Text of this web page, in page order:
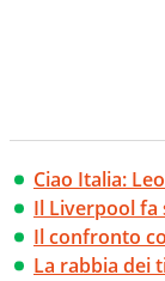
Ciao Italia:
Il Liverpool fa
Il confronto
La rabbia dei